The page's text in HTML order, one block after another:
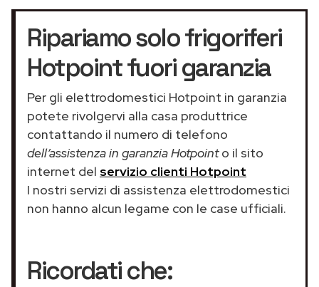
Ripariamo solo frigoriferi
Hotpoint fuori garanzia
Per gli elettrodomestici Hotpoint in garanzia
potete rivolgervi alla casa produttrice
contattando il numero di telefono
dell’assistenza in garanzia Hotpointo il sito
internet del servizio clienti Hotpoint
I nostri servizi di assistenza elettrodomestici
non hanno alcun legame con le case ufficiali.
Ricordati che: